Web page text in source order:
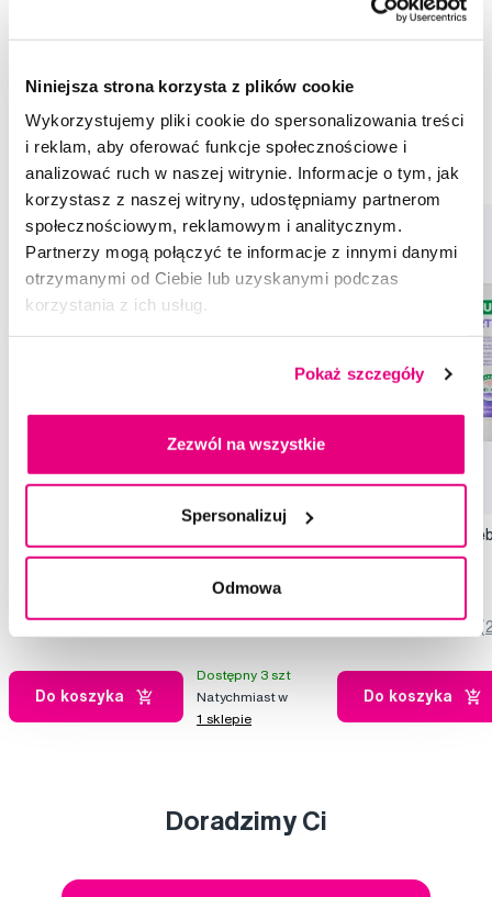
Niniejsza strona korzysta z plików cookie
Wykorzystujemy pliki cookie do spersonalizowania treści
i reklam, aby oferować funkcje społecznościowe i
analizować ruch w naszej witrynie. Informacje o tym, jak
korzystasz z naszej witryny, udostępniamy partnerom
społecznościowym, reklamowym i analitycznym.
Partnerzy mogą połączyć te informacje z innymi danymi
otrzymanymi od Ciebie lub uzyskanymi podczas
korzystania z ich usług.
Pokaż szczegóły
Zezwól na wszystkie
Spersonalizuj
Odmowa
Aparaty ortodontyczne
Płyny do ust dla dorosłych GUM Sunstar
Płyny do ust w celu zapobiegania GUM Sunstar
międzyzębowa z chlorheksydyną,
cylindryczna, ISO 0, 0,6 mm, blister 6 szt.
Do koszyka
Dostępny 3 szt
Natychmiast w
1 sklepie
GUM Ortho żel do
75 ml
Do koszyka
Doradzimy Ci